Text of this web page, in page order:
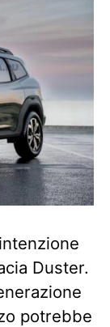
Duster.
potrebbe